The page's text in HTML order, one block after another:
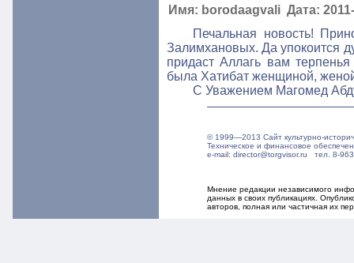
Имя: borodaagvali Дата:
Печальная новость!
Залимхановых. Да упокоится
придаст Аллагь вам
была Хатибат женщиной,
С Уважением Магомед
© 1999—2013 Сайт культурно-
Техническое и финансовое
e-mail: director@torgvisor.ru тел. 8-
Мнение редакции независимого
данных в своих публикациях.
авторов, полная или частичная их